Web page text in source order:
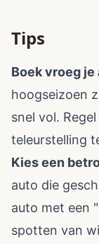
Tips
Boek vroeg
hoogseizoen
snel vol.
teleurstelling
Kies een
auto die
auto met een
spotten van